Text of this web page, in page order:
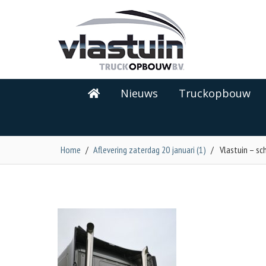
Nieuws Truckopbouw
Home / Aflevering zaterdag 20 januari (1) / Vlastuin –